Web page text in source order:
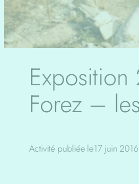
Forez –
Activité publiée le17 juin 2016